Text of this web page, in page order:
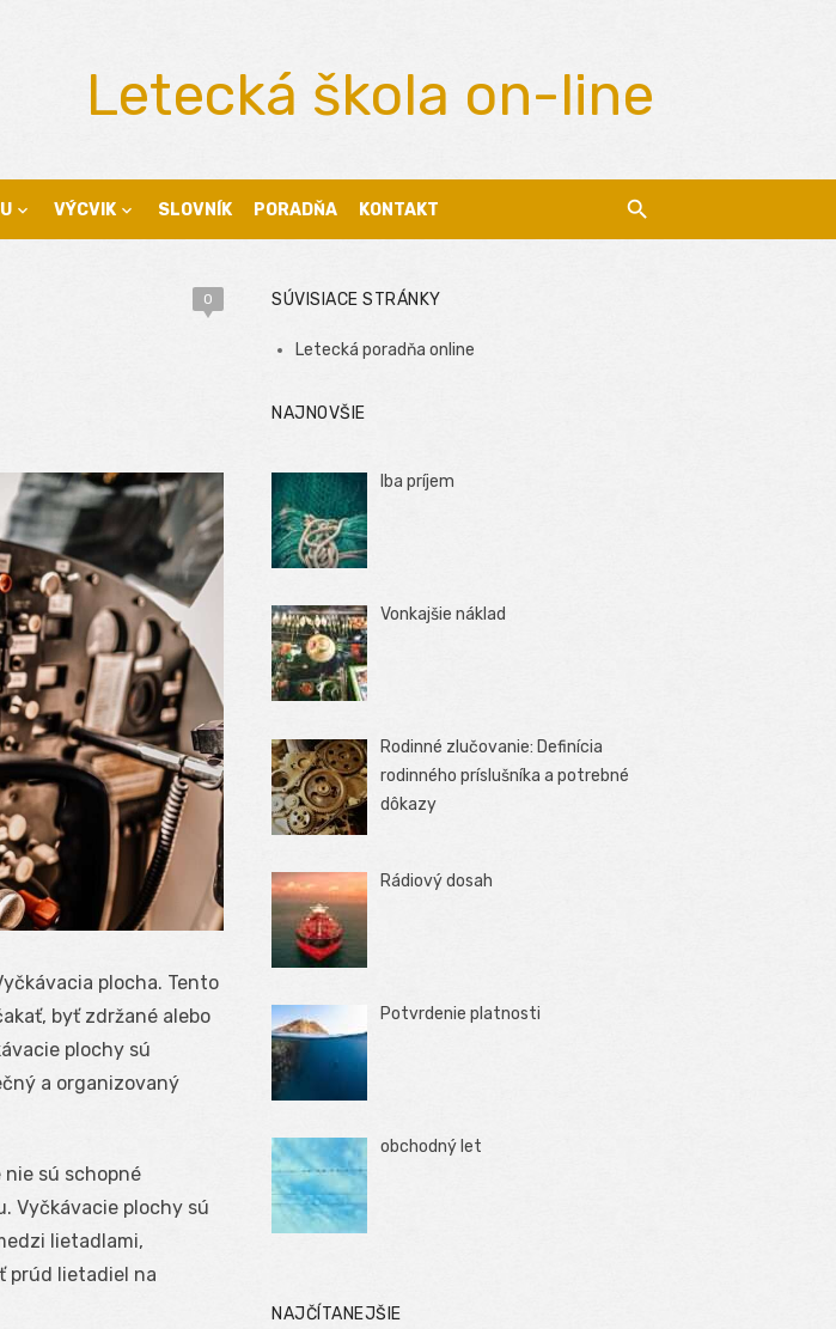
Letecká škola on-line
VÝCVIK SLOVNÍK PORADŇA KONTAKT
0
plocha. Tento
byť zdržané alebo
plochy sú
a organizovaný
sú schopné
Vyčkávacie plochy sú
lietadlami,
prúd lietadiel na
SÚVISIACE STRÁNKY
Letecká poradňa online
NAJNOVŠIE
Iba príjem
Vonkajšie náklad
Rodinné zlučovanie: Definícia
rodinného príslušníka a potrebné
dôkazy
Rádiový dosah
Potvrdenie platnosti
obchodný let
NAJČÍTANEJŠIE